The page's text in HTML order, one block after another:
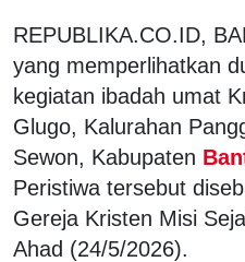
REPUBLIKA.CO.ID,
yang memperlihatkan
kegiatan ibadah umat
Glugo, Kalurahan
Sewon, Kabupaten
Peristiwa tersebut
Gereja Kristen Misi
Ahad (24/5/2026).